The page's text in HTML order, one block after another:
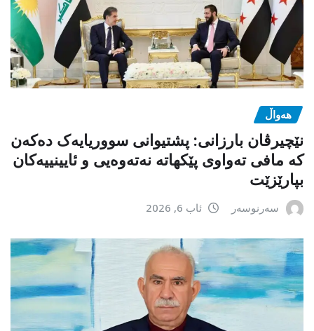
هەواڵ
نێچیرڤان بارزانی: پشتیوانی سووریایەک دەکەن
کە مافی تەواوی پێکهاتە نەتەوەیی و ئایینییەکان
بپارێزێت
سەرنوسەر ئاب 6, 2026